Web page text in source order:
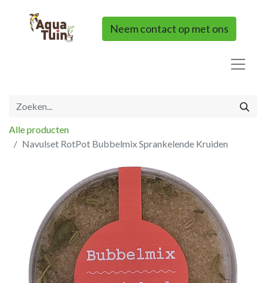
Neem contact op met ons
Alle producten
Navulset RotPot Bubbelmix Sprankelende Kruiden